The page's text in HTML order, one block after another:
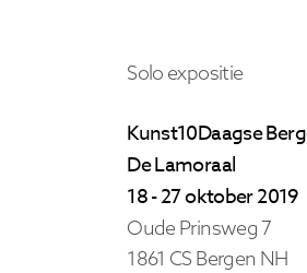
Solo expositie
Kunst10Daagse
De Lamoraal
18 - 27 oktober 2019
Oude Prinsweg 7
1861 CS Bergen NH